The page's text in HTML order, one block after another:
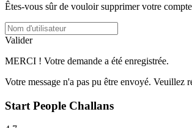
Êtes-vous sûr de vouloir supprimer votre
Valider
MERCI ! Votre demande a été enregistrée.
Votre message n'a pas pu être envoyé. Veuillez
Start People Challans